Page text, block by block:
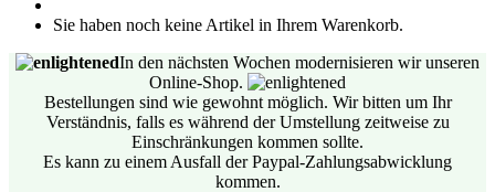
Sie haben noch keine Artikel in Ihrem Warenkorb.
In den nächsten Wochen modernisieren wir unseren
Online-Shop.
Bestellungen sind wie gewohnt möglich. Wir bitten um Ihr
Verständnis, falls es während der Umstellung zeitweise zu
Einschränkungen kommen sollte.
Es kann zu einem Ausfall der Paypal-Zahlungsabwicklung
kommen.